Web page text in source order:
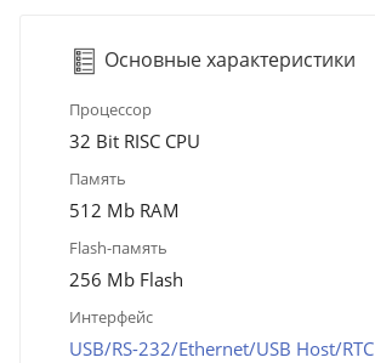
Основные характеристики
Процессор
32 Bit RISC CPU
Память
512 Mb RAM
Flash-память
256 Mb Flash
Интерфейс
USB/RS-232/Ethernet/USB Host/RTC